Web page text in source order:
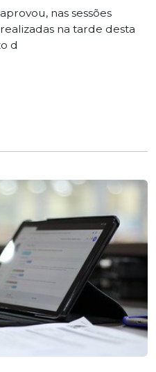
nas sessões
na tarde desta
d